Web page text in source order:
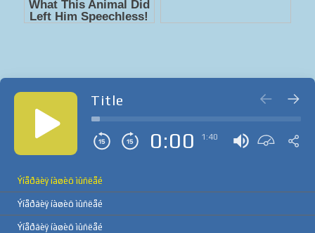
Title
0:00 1:40
Ýíåðãèÿ íàøèõ ìûñëåé
Ýíåðãèÿ íàøèõ ìûñëåé
Ýíåðãèÿ íàøèõ ìûñëåé